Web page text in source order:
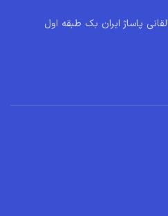
پاساژ ایران بک طبقه اول